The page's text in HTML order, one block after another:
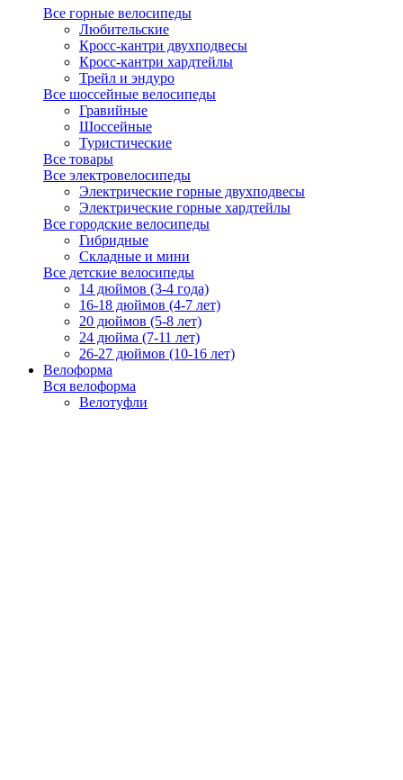
Все горные велосипеды
Любительские
Кросс-кантри двухподвесы
Кросс-кантри хардтейлы
Трейл и эндуро
Все шоссейные велосипеды
Гравийные
Шоссейные
Туристические
Все товары
Все электровелосипеды
Электрические горные двухподвесы
Электрические горные хардтейлы
Все городские велосипеды
Гибридные
Складные и мини
Все детские велосипеды
14 дюймов (3-4 года)
16-18 дюймов (4-7 лет)
20 дюймов (5-8 лет)
24 дюйма (7-11 лет)
26-27 дюймов (10-16 лет)
Велоформа
Вся велоформа
Велотуфли